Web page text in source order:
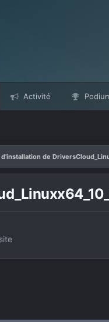
Activité
de